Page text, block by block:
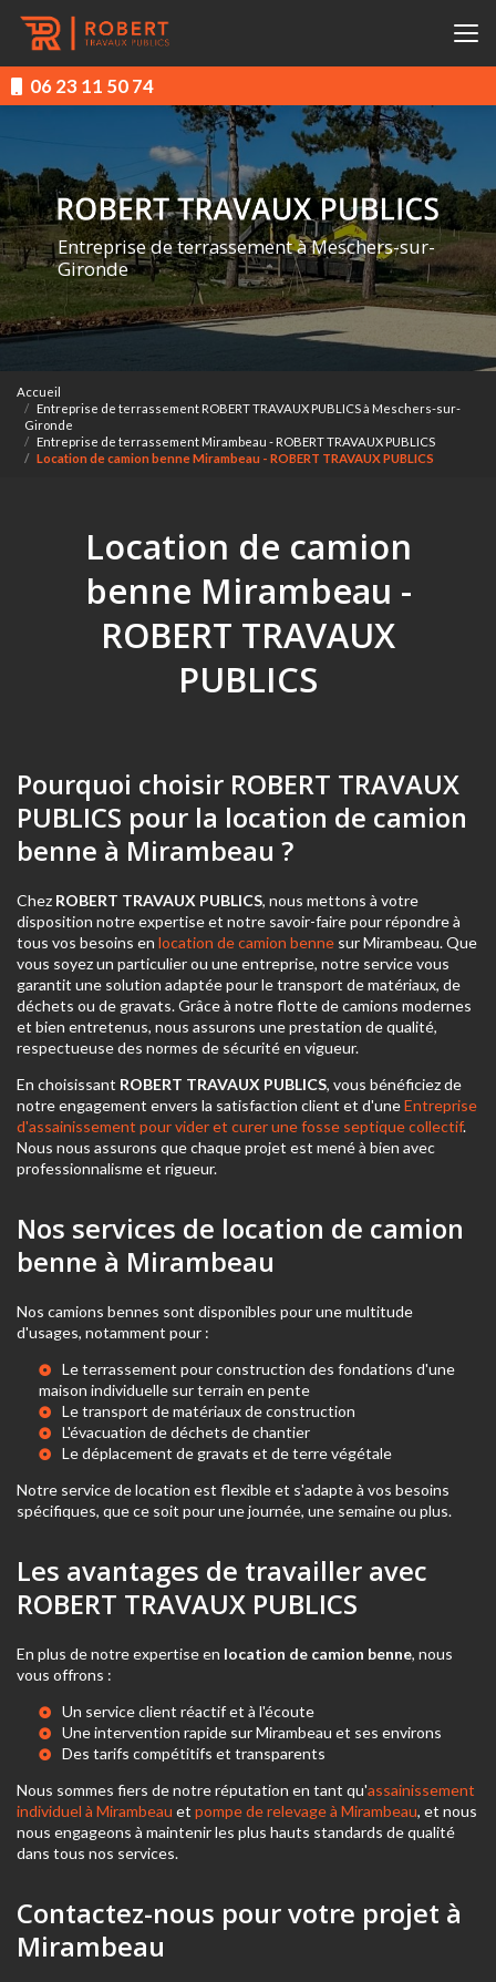
contenu
principal
06 23 11 50 74
Entreprise de terrassement à Meschers-sur-
Gironde
Accueil
Entreprise de terrassement ROBERT TRAVAUX PUBLICS à Meschers-sur-
Gironde
Entreprise de terrassement Mirambeau - ROBERT TRAVAUX PUBLICS
Location de camion benne Mirambeau - ROBERT TRAVAUX PUBLICS
Location de camion
benne Mirambeau -
ROBERT TRAVAUX
PUBLICS
Pourquoi choisir ROBERT TRAVAUX
PUBLICS pour la location de camion
benne à Mirambeau ?
Chez ROBERT TRAVAUX PUBLICS, nous mettons à votre
disposition notre expertise et notre savoir-faire pour répondre à
tous vos besoins en location de camion benne sur Mirambeau. Que
vous soyez un particulier ou une entreprise, notre service vous
garantit une solution adaptée pour le transport de matériaux, de
déchets ou de gravats. Grâce à notre flotte de camions modernes
et bien entretenus, nous assurons une prestation de qualité,
respectueuse des normes de sécurité en vigueur.
En choisissant ROBERT TRAVAUX PUBLICS, vous bénéficiez de
notre engagement envers la satisfaction client et d'uneEntreprise
d'assainissement pour vider et curer une fosse septique collectif.
Nous nous assurons que chaque projet est mené à bien avec
professionnalisme et rigueur.
Nos services de location de camion
benne à Mirambeau
Nos camions bennes sont disponibles pour une multitude
d'usages, notamment pour :
Leterrassement pour construction des fondations d'une
maison individuelle sur terrain en pente
Le transport de matériaux de construction
L'évacuation de déchets de chantier
Le déplacement de gravats et de terre végétale
Notre service de location est flexible et s'adapte à vos besoins
spécifiques, que ce soit pour une journée, une semaine ou plus.
Les avantages de travailler avec
ROBERT TRAVAUX PUBLICS
En plus de notre expertise en location de camion benne, nous
vous offrons :
Un service client réactif et à l'écoute
Une intervention rapide sur Mirambeau et ses environs
Des tarifs compétitifs et transparents
Nous sommes fiers de notre réputation en tant qu'assainissement
individuel à Mirambeau et pompe de relevage à Mirambeau, et nous
nous engageons à maintenir les plus hauts standards de qualité
dans tous nos services.
Contactez-nous pour votre projet à
Mirambeau